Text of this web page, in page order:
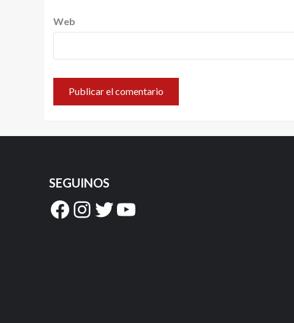
Web
SEGUINOS
Facebook
Instagram
Twitter
YouTube